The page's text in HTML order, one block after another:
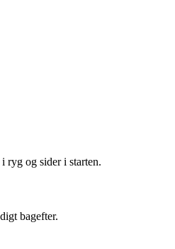
ryg og sider i starten.
bagefter.